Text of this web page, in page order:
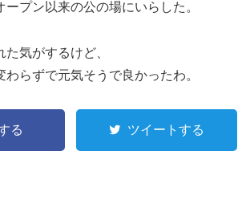
プン以来の公の場にいらした。
気がするけど、
わらずで元気そうで良かったわ。
る ツイートする